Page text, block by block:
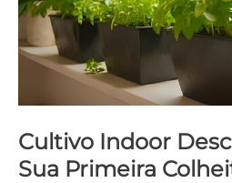
Cultivo Indoor
Sua Primeira